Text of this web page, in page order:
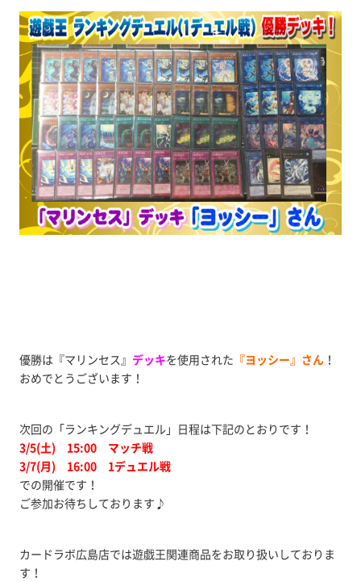
優勝は『マリンセス』 デッキを使用された 『ヨッシー』さん！
おめでとうございます！
次回の「ランキングデュエル」日程は下記のとおりです！
3/5(土) 15:00 マッチ戦
3/7(月) 16:00 1デュエル戦
での開催です！
ご参加お待ちしております♪
カードラボ広島店では遊戯王関連商品をお取り扱いしておりま
す！